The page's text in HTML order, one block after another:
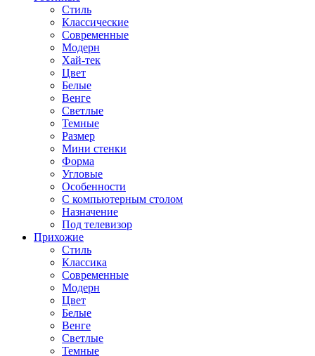
Стиль
Классические
Современные
Модерн
Хай-тек
Цвет
Белые
Венге
Светлые
Темные
Размер
Мини стенки
Форма
Угловые
Особенности
С компьютерным столом
Назначение
Под телевизор
Прихожие
Стиль
Классика
Современные
Модерн
Цвет
Белые
Венге
Светлые
Темные